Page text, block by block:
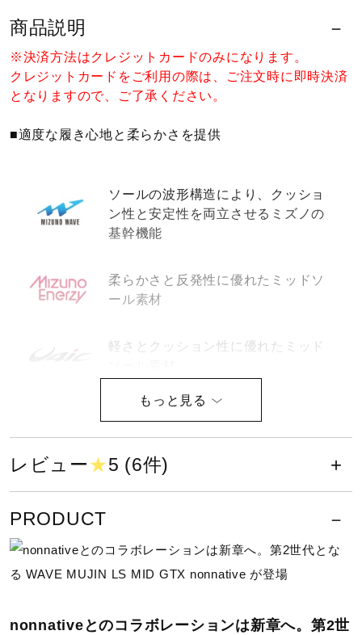
サポーター
健康／エクササイズ
ジュニア／キッズ
コラボ／ライセンス
その他
直営店一覧
商品説明
※決済方法はクレジットカードのみになります。
クレジットカードをご利用の際は、ご注文時に即時決済
となりますので、ご了承ください。
■適度な履き心地と柔らかさを提供
ソールの波形構造により、クッショ
ン性と安定性を両立させるミズノの
基幹機能
柔らかさと反発性に優れたミッドソ
ール素材
軽さとクッション性に優れたミッド
乾いた路面・濡れた路面いずれにお
レビュー★5 (6件)
PRODUCT
nonnativeとのコラボレーションは新章へ。第2世